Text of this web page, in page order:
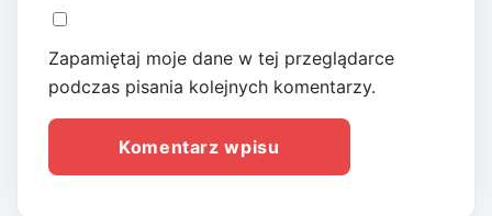
Zapamiętaj moje dane w tej przeglądarce
podczas pisania kolejnych komentarzy.